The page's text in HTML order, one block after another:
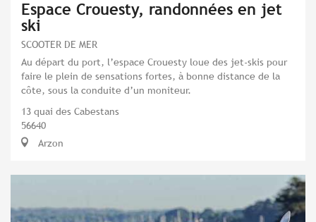
Espace Crouesty, randonnées en jet
ski
SCOOTER DE MER
Au départ du port, l’espace Crouesty loue des jet-skis pour
faire le plein de sensations fortes, à bonne distance de la
côte, sous la conduite d’un moniteur.
13 quai des Cabestans
56640
Arzon